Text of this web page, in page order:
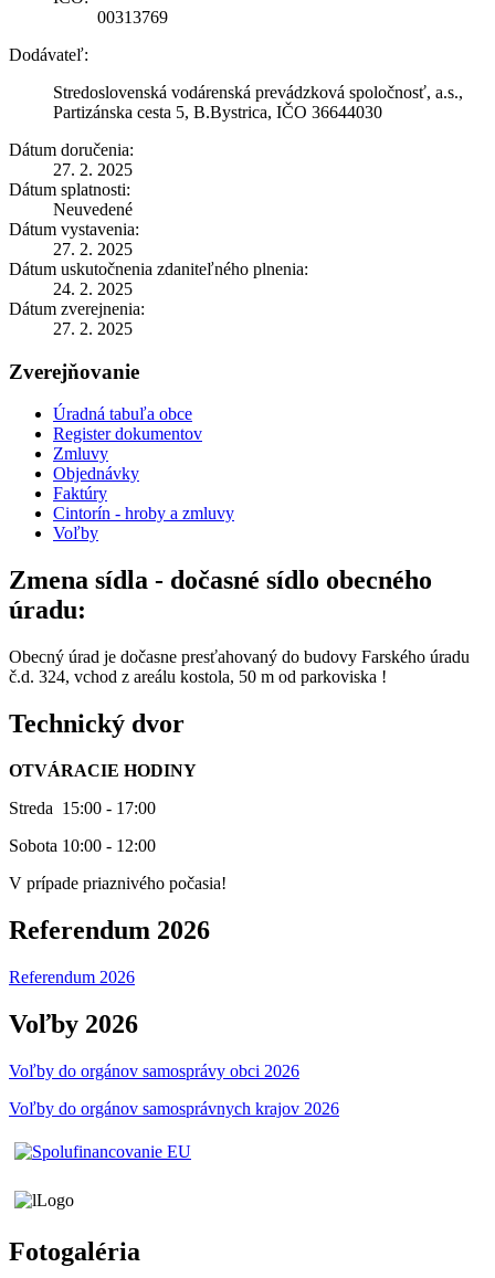
00313769
Dodávateľ:
Stredoslovenská vodárenská prevádzková spoločnosť, a.s.,
Partizánska cesta 5, B.Bystrica, IČO 36644030
Dátum doručenia:
27. 2. 2025
Dátum splatnosti:
Neuvedené
Dátum vystavenia:
27. 2. 2025
Dátum uskutočnenia zdaniteľného plnenia:
24. 2. 2025
Dátum zverejnenia:
27. 2. 2025
Zverejňovanie
Úradná tabuľa obce
Register dokumentov
Zmluvy
Objednávky
Faktúry
Cintorín - hroby a zmluvy
Voľby
Zmena sídla - dočasné sídlo obecného
úradu:
Obecný úrad je dočasne presťahovaný do budovy Farského úradu
č.d. 324, vchod z areálu kostola, 50 m od parkoviska !
Technický dvor
OTVÁRACIE HODINY
Streda 15:00 - 17:00
Sobota 10:00 - 12:00
V prípade priaznivého počasia!
Referendum 2026
Referendum 2026
Voľby 2026
Voľby do orgánov samosprávy obci 2026
Voľby do orgánov samosprávnych krajov 2026
Fotogaléria